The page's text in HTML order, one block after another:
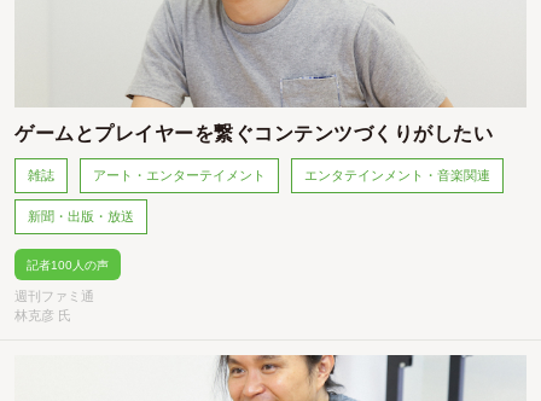
ゲームとプレイヤーを繋ぐコンテンツづくりがしたい
雑誌 アート・エンターテイメント エンタテインメント・音楽関連
新聞・出版・放送
記者100人の声
週刊ファミ通
林克彦 氏